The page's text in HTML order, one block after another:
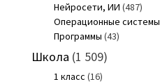
Нейросети, ИИ (487)
Операционные системы
Программы (43)
Школа (1 509)
1 класс (16)